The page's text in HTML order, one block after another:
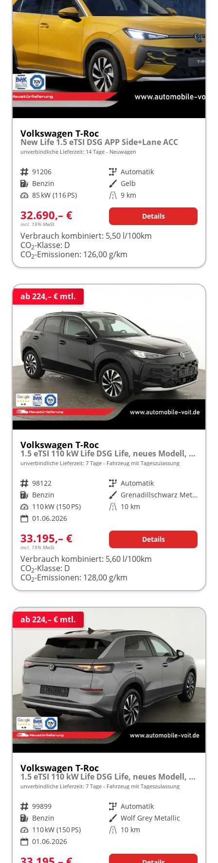
Volkswagen T-Roc
New Life 1.5 eTSI DSG APP Side+Lane ACC
unverbindliche Lieferzeit: 14 Tage Neuwagen
Fahrzeugnr. 91206 Getriebe Automatik
Kraftstoff Benzin Außenfarbe Gelb
Leistung 85 kW (116 PS) Kilometerstand 9 km
32.690,– €
incl. 19% MwSt.
Details
Verbrauch kombiniert: 5,50 l/100km
CO2-Klasse: D
CO2-Emissionen: 126,00 g/km
ab 224,– € mtl.
Volkswagen T-Roc
1.5 eTSI 110 kW Life DSG Life, neues Modell, LED, Kamera, Side, Winter, 17-Zoll
unverbindliche Lieferzeit: 7 Tage Fahrzeug mit Tageszulassung
Fahrzeugnr. 98122 Getriebe Automatik
Kraftstoff Benzin Außenfarbe
Grenadillschwarz Metallic
Leistung 110 kW (150 PS) Kilometerstand 10 km
01.06.2026
33.195,– €
incl. 19% MwSt.
Details
Verbrauch kombiniert: 5,60 l/100km
CO2-Klasse: D
CO2-Emissionen: 128,00 g/km
ab 224,– € mtl.
Volkswagen T-Roc
1.5 eTSI 110 kW Life DSG Life, neues Modell, LED, Kamera, Side, Winter, 17-Zoll
unverbindliche Lieferzeit: 7 Tage Fahrzeug mit Tageszulassung
Fahrzeugnr. 99899 Getriebe Automatik
Kraftstoff Benzin Außenfarbe Wolf Grey Metallic
Leistung 110 kW (150 PS) Kilometerstand 10 km
01.06.2026